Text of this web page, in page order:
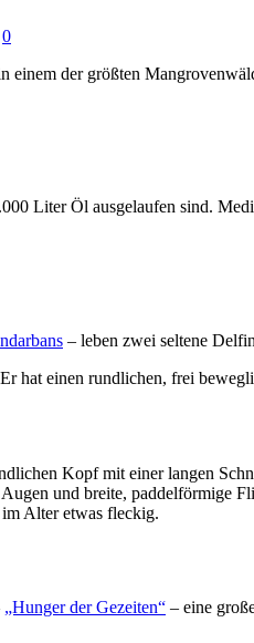
0
einem der größten
Liter Öl ausgelaufen sind.
– leben zwei seltene
hat einen rundlichen, frei
Kopf mit einer langen
und breite, paddelförmige
Alter etwas fleckig.
„Hunger der Gezeiten“ – eine